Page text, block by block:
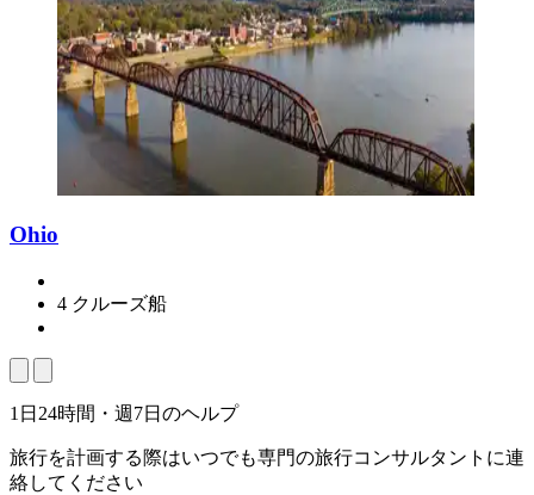
Ohio
4 クルーズ船
1日24時間・週7日のヘルプ
旅行を計画する際はいつでも専門の旅行コンサルタントに連
絡してください